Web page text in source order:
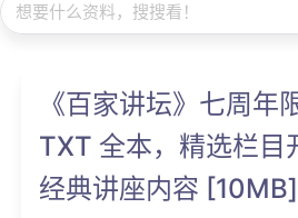
想要什么资料，搜搜看！
《百家讲坛》七周年
TXT 全本，精选栏目
经典讲座内容